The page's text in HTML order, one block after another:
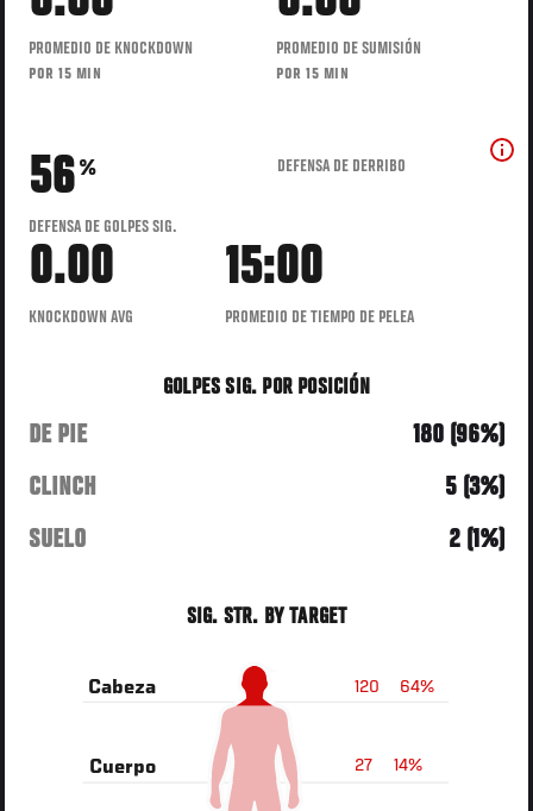
PROMEDIO DE KNOCKDOWN
POR 15 MIN
PROMEDIO DE SUMISIÓN
POR 15 MIN
56 %
DEFENSA DE GOLPES SIG.
DEFENSA DE DERRIBO
0.00
KNOCKDOWN AVG
15:00
PROMEDIO DE TIEMPO DE PELEA
GOLPES SIG. POR POSICIÓN
DE PIE
180 (96%)
CLINCH
5 (3%)
SUELO
2 (1%)
SIG. STR. BY TARGET
64%
120
Cabeza
14%
27
Cuerpo